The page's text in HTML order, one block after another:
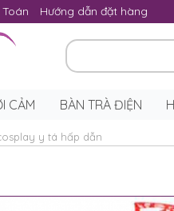
Hướng dẫn đặt hàng
CẢM BÀN TRÀ ĐIỆN
y tá hấp dẫn